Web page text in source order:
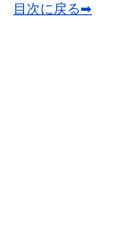
目次に戻る➡︎